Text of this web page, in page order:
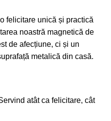
felicitare unică și practică
noastră magnetică de
de afecțiune, ci și un
metalică din casă.
atât ca felicitare, cât